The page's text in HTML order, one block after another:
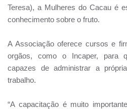
Teresa), a Mulheres do Cacau é
conhecimento sobre o fruto.
A Associação oferece cursos e
orgãos, como o Incaper, para
capazes de administrar a
trabalho.
“A capacitação é muito